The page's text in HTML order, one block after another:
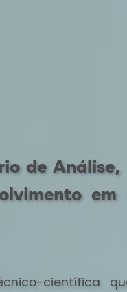
de Análise,
em
científica